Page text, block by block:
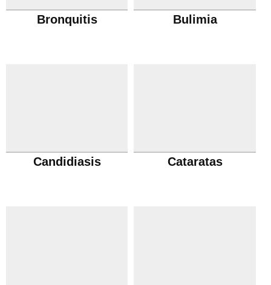
Bronquitis Bulimia
Candidiasis Cataratas